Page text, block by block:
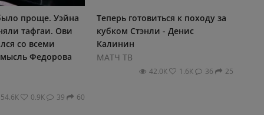
проще. Уэйна
тафгаи. Ови
со всеми
Федорова
54.6К 0.9К 39 60
Теперь готовиться к походу за
кубком Стэнли - Денис
Калинин
МАТЧ ТВ
42.0К 1.6К 36 25